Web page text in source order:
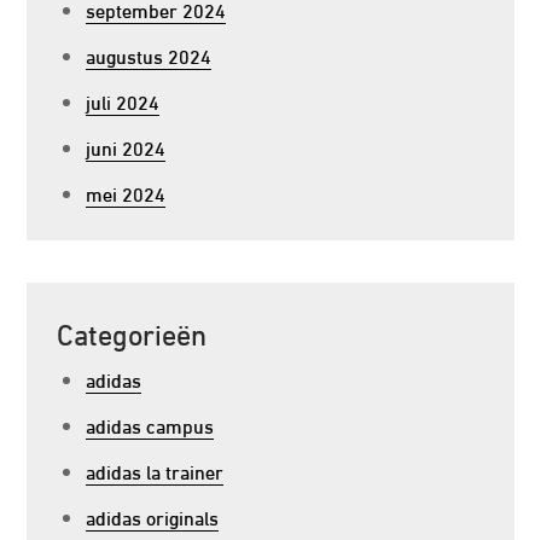
september 2024
augustus 2024
juli 2024
juni 2024
mei 2024
Categorieën
adidas
adidas campus
adidas la trainer
adidas originals